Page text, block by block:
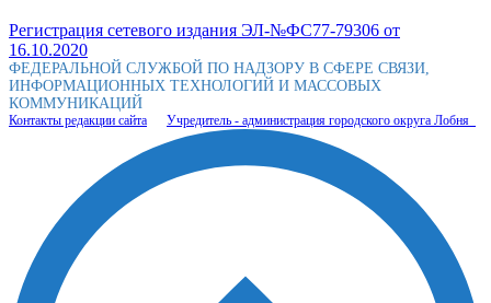
Регистрация сетевого издания ЭЛ-№ФС77-79306 от
16.10.2020
ФЕДЕРАЛЬНОЙ СЛУЖБОЙ ПО НАДЗОРУ В СФЕРЕ СВЯЗИ,
ИНФОРМАЦИОННЫХ ТЕХНОЛОГИЙ И МАССОВЫХ
КОММУНИКАЦИЙ
Контакты редакции сайта Учредитель - администрация городского округа Лобня